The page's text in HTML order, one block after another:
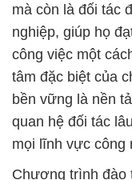
mà còn là đối tác
nghiệp, giúp họ
công việc một
tâm đặc biệt của
bền vững là nền
quan hệ đối tác
mọi lĩnh vực công
Chương trình đào